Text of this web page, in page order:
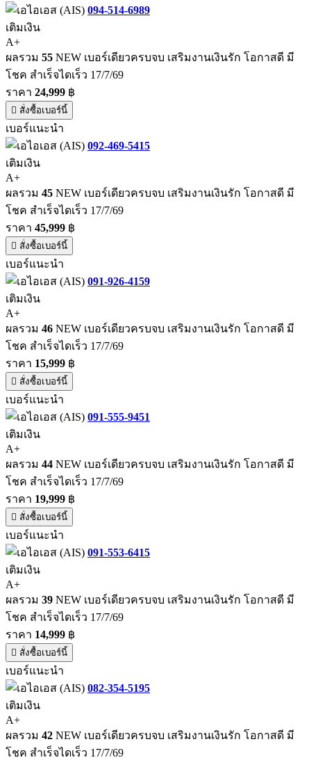
094-514-6989
เติมเงิน
A+
ผลรวม 55 NEW เบอร์เดียวครบจบ เสริมงานเงินรัก โอกาสดี มี
โชค สำเร็จไดเร็ว 17/7/69
ราคา 24,999 ฿
สั่งซื้อเบอร์นี้
เบอร์แนะนำ
092-469-5415
เติมเงิน
A+
ผลรวม 45 NEW เบอร์เดียวครบจบ เสริมงานเงินรัก โอกาสดี มี
โชค สำเร็จไดเร็ว 17/7/69
ราคา 45,999 ฿
สั่งซื้อเบอร์นี้
เบอร์แนะนำ
091-926-4159
เติมเงิน
A+
ผลรวม 46 NEW เบอร์เดียวครบจบ เสริมงานเงินรัก โอกาสดี มี
โชค สำเร็จไดเร็ว 17/7/69
ราคา 15,999 ฿
สั่งซื้อเบอร์นี้
เบอร์แนะนำ
091-555-9451
เติมเงิน
A+
ผลรวม 44 NEW เบอร์เดียวครบจบ เสริมงานเงินรัก โอกาสดี มี
โชค สำเร็จไดเร็ว 17/7/69
ราคา 19,999 ฿
สั่งซื้อเบอร์นี้
เบอร์แนะนำ
091-553-6415
เติมเงิน
A+
ผลรวม 39 NEW เบอร์เดียวครบจบ เสริมงานเงินรัก โอกาสดี มี
โชค สำเร็จไดเร็ว 17/7/69
ราคา 14,999 ฿
สั่งซื้อเบอร์นี้
เบอร์แนะนำ
082-354-5195
เติมเงิน
A+
ผลรวม 42 NEW เบอร์เดียวครบจบ เสริมงานเงินรัก โอกาสดี มี
โชค สำเร็จไดเร็ว 17/7/69